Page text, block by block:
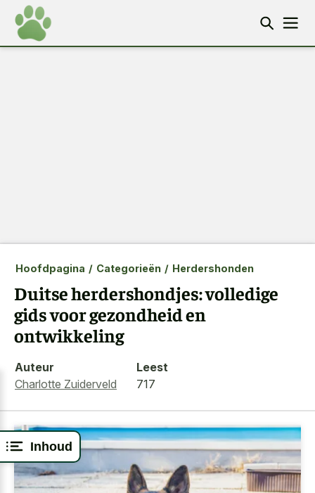
Inhoud
Hoofdpagina / Categorieën / Herdershonden
Duitse herdershondjes: volledige
gids voor gezondheid en
ontwikkeling
Auteur
Charlotte Zuiderveld
Leest
717